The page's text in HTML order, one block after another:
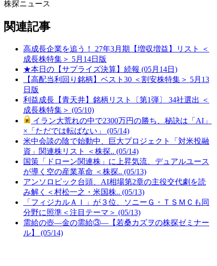
株探ニュース
関連記事
高成長企業を追う！ 27年3月期【増収増益】リスト ＜
成長株特集＞ 5月14日版
★本日の【サプライズ決算】続報 (05月14日)
【高配当利回り銘柄】ベスト30 ＜割安株特集＞ 5月13
日版
利益成長【青天井】銘柄リスト〔第1弾〕 34社選出 ＜
成長株特集＞ (05/10)
イラン大荒れの中で2300万円の勝ち、秘訣は「AI」
×「ただでは転ばない」 (05/14)
米中会談の陰で始動中、巨大プロジェクト「対米投融
資」関連株リスト ＜株探.. (05/14)
国策「ドローン関連株」に上昇気流、デュアルユース
が導く空の産業革命 ＜株探.. (05/13)
アンソロピック台頭、AI相場第2章の主役交代劇を読
み解く＜村松一之・米国株.. (05/13)
「フィジカルＡＩ」が３位、ソニーＧ・ＴＳＭＣも同
分野に照準＜注目テーマ＞ (05/13)
需給の壺―金の需給③―【若桑カズヲの株探ゼミナー
ル】 (05/14)